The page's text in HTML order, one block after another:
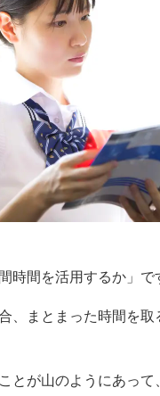
時間を活用するか」で
、まとまった時間を取
とが山のようにあって